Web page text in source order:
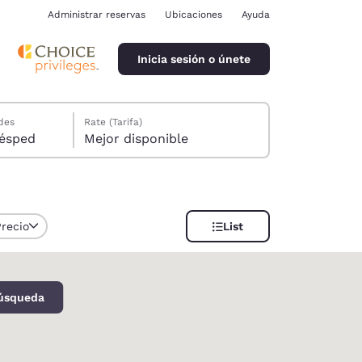
Administrar reservas Ubicaciones Ayuda
Inicia sesión o únete
1 huésped
Rate (Tarifa)
Mejor disponible
List